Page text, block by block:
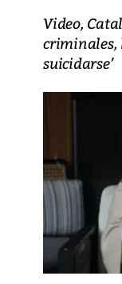
Video,
criminales,
suicidarse’